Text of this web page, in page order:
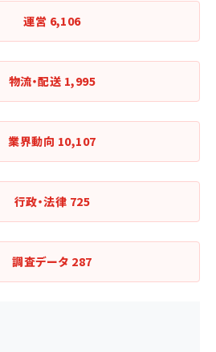
運営 6,106
物流・配送 1,995
業界動向 10,107
行政・法律 725
調査データ 287